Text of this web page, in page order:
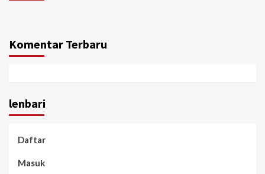
Komentar Terbaru
lenbari
Daftar
Masuk